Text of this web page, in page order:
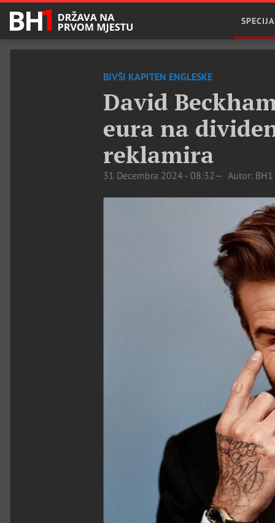
BIVŠI KAPITEN ENGLESKE
David
eura na
reklamira
31 Decembra 2024 - 08:32 Autor: BH1